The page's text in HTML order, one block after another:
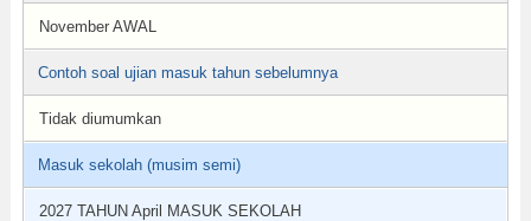
November AWAL
Contoh soal ujian masuk tahun sebelumnya
Tidak diumumkan
Masuk sekolah (musim semi)
2027 TAHUN April MASUK SEKOLAH